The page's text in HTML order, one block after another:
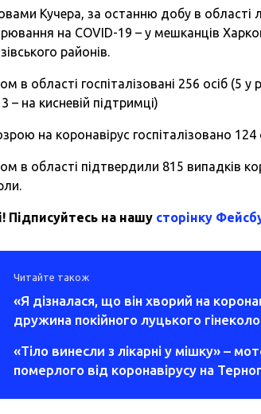
Кучера, за останню добу в області
на COVID-19 – у мешканців
районів.
в області госпіталізовані 256 осіб (5
– на кисневій підтримці)
на коронавірус госпіталізовано 124
в області підтвердили 815 випадків
Підписуйтесь на нашу сторінку
Читайте також
«Я дізналася, що він хворий на
дружина покійного луцького
«Тіло винесли з лікарні у мішку» –
померлого від коронавірусу на